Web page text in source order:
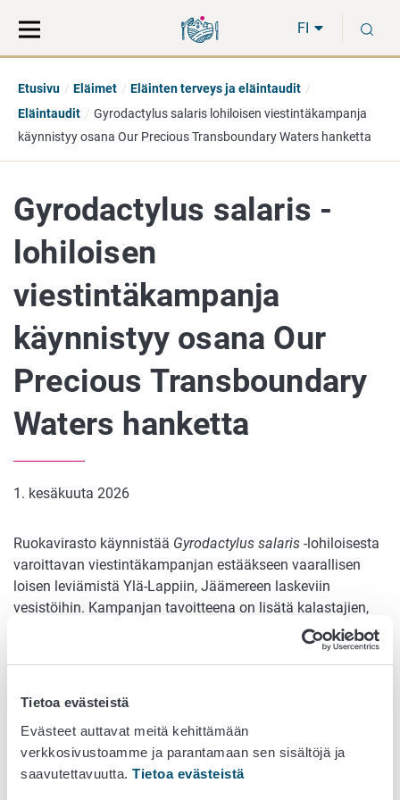
Tietoa evästeistä
Evästeet auttavat meitä kehittämään
verkkosivustoamme ja parantamaan sen sisältöjä ja
saavutettavuutta. Tietoa evästeistä
suoraan
sisältöön
koko
sivuston
FI
Etusivu Eläimet
Eläinten terveys ja eläintaudit
Eläintaudit
Gyrodactylus salaris lohiloisen viestintäkampanja
käynnistyy osana Our Precious Transboundary Waters hanketta
Gyrodactylus salaris -
lohiloisen
viestintäkampanja
käynnistyy osana Our
Precious Transboundary
Waters hanketta
1. kesäkuuta 2026
Ruokavirasto käynnistää Gyrodactylus salaris -lohiloisesta
varoittavan viestintäkampanjan estääkseen vaarallisen
loisen leviämistä Ylä-Lappiin, Jäämereen laskeviin
vesistöihin. Kampanjan tavoitteena on lisätä kalastajien,
retkeilijöiden ja matkailijoiden tietoisuutta loisen
aiheuttamasta uhasta sekä siitä, miten jokainen voi omilla
Gyrodactylus salaris
uhkaavista taudeista, ja sen leviäminen esimerkiksi Tenon
ja Näätämöjoen vesistöihin voisi aiheuttaa merkittäviä
ekologisia ja taloudellisia vahinkoja. Loinen leviää helposti